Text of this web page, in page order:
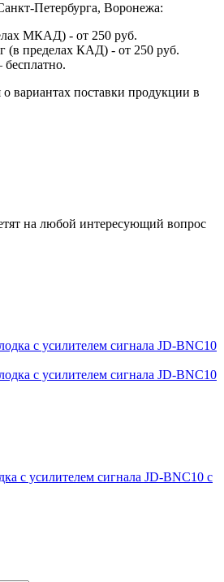
Петербурга, Воронежа:
МКАД) - от 250 руб.
(в пределах КАД) - от 250 руб.
вариантах поставки продукции в
на любой интересующий вопрос
с усилителем сигнала JD-BNC10 с